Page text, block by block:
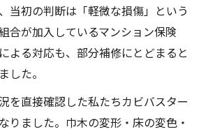
当初の判断は「軽微な損傷」という
合が加入しているマンション保険
よる対応も、部分補修にとどまると
した。
を直接確認した私たちカビバスター
りました。巾木の変形・床の変色・